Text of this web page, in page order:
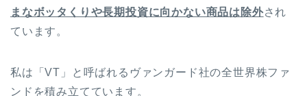
まなボッタくりや長期投資に向かない商品は除外され
ています。
私は「VT」と呼ばれるヴァンガード社の全世界株ファ
ンドを積み立てています。